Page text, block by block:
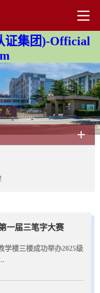
证集团)-Official
一届三笔字大赛
学楼三楼成功举办2025级